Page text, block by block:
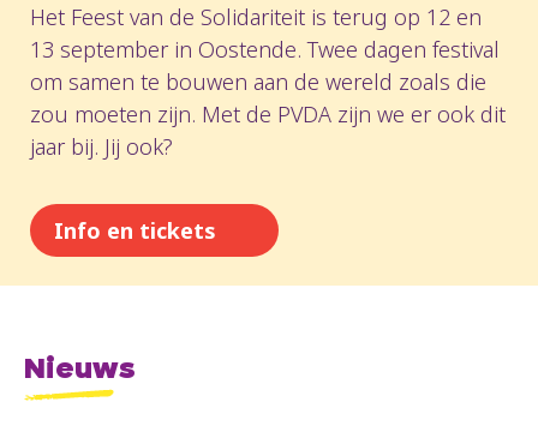
Het Feest van de Solidariteit is terug op 12 en
13 september in Oostende. Twee dagen festival
om samen te bouwen aan de wereld zoals die
zou moeten zijn. Met de PVDA zijn we er ook dit
jaar bij. Jij ook?
Info en tickets
Nieuws